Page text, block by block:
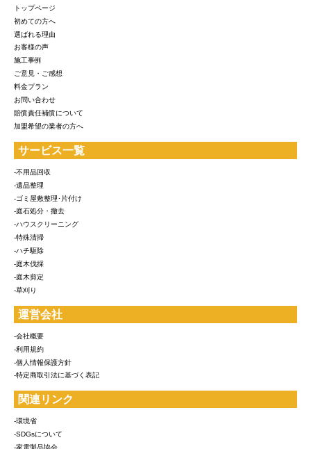
トップページ
初めての方へ
選ばれる理由
お客様の声
施工事例
ご意見・ご感想
料金プラン
お問い合わせ
賠償責任補償について
加盟希望の業者の方へ
サービス一覧
-不用品回収
-遺品整理
-ゴミ屋敷整理･片付け
-庭石処分・撤去
-ハウスクリーニング
-特殊清掃
-ハチ駆除
-庭木伐採
-庭木剪定
-草刈り
運営会社
-会社概要
-利用規約
-個人情報保護方針
-特定商取引法に基づく表記
関連リンク
-環境省
-SDGsについて
-家電製品協会